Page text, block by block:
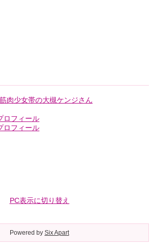
肉少女帯の大槻ケンジさん
ロフィール
ロフィール
PC表示に切り替え
Powered by Six Apart